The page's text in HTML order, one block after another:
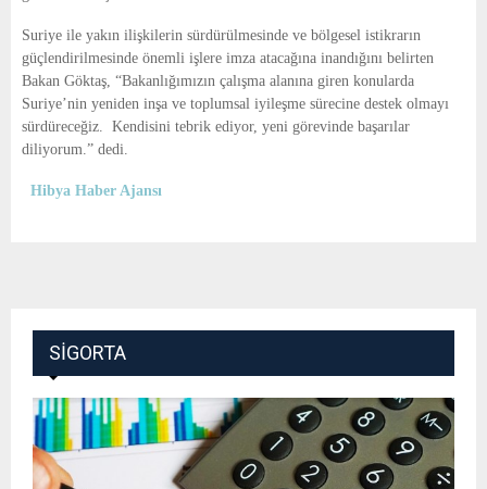
U
Suriye ile yakın ilişkilerin sürdürülmesinde ve bölgesel istikrarın
güçlendirilmesinde önemli işlere imza atacağına inandığını belirten
Bakan Göktaş, “Bakanlığımızın çalışma alanına giren konularda
Suriye’nin yeniden inşa ve toplumsal iyileşme sürecine destek olmayı
sürdüreceğiz. Kendisini tebrik ediyor, yeni görevinde başarılar
diliyorum.” dedi.
Hibya Haber Ajansı
SIGORTA